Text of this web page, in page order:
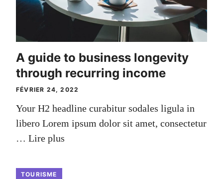
A guide to business longevity
through recurring income
FÉVRIER 24, 2022
Your H2 headline curabitur sodales ligula in
libero Lorem ipsum dolor sit amet, consectetur
… Lire plus
TOURISME